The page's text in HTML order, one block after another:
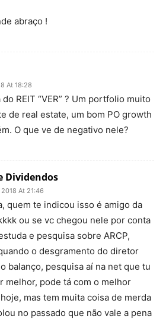
abraço !
At 18:28
do REIT “VER” ? Um portfolio muito
de real estate, um bom PO growth
O que ve de negativo nele?
Dividendos
At 21:46
quem te indicou isso é amigo da
ou se vc chegou nele por conta
e pesquisa sobre ARCP,
o desgramento do diretor
balanço, pesquisa aí na net que tu
melhor, pode tá com o melhor
mas tem muita coisa de merda
no passado que não vale a pena